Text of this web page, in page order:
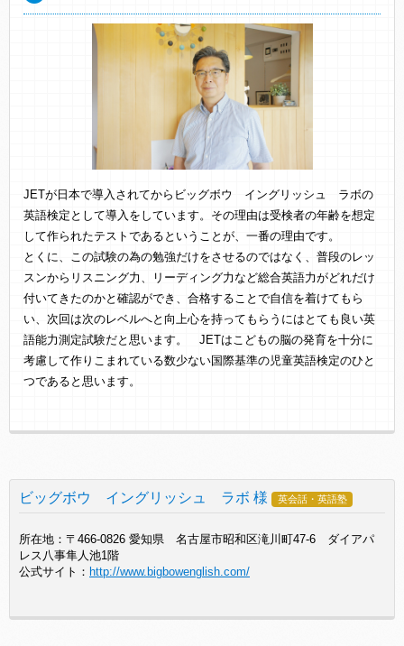
JETが日本で導入されてからビッグボウ イングリッシュ ラボの
英語検定として導入をしています。その理由は受検者の年齢を想定
して作られたテストであるということが、一番の理由です。
とくに、この試験の為の勉強だけをさせるのではなく、普段のレッ
スンからリスニング力、リーディング力など総合英語力がどれだけ
付いてきたのかと確認ができ、合格することで自信を着けてもら
い、次回は次のレベルへと向上心を持ってもらうにはとても良い英
語能力測定試験だと思います。 JETはこどもの脳の発育を十分に
考慮して作りこまれている数少ない国際基準の児童英語検定のひと
つであると思います。
ビッグボウ イングリッシュ ラボ 様 英会話・英語塾
所在地：〒466-0826 愛知県 名古屋市昭和区滝川町47-6 ダイアパ
レス八事隼人池1階
公式サイト： http://www.bigbowenglish.com/